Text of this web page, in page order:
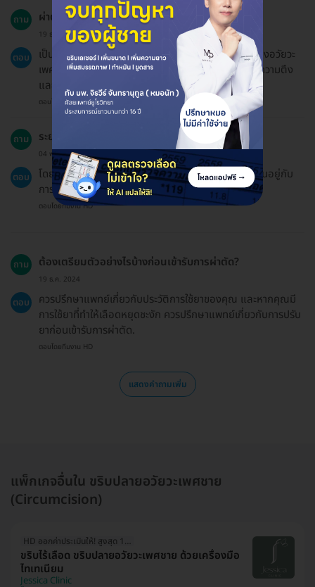
ถาม ผ่าตัดเส้นสองสลึง (Frenulectomy) คืออะไร?
19 ธ.ค. 2024
ตอบ
เป็นการผ่าตัดเพื่อเอาเส้นเอ็นเล็กๆ ที่ยึดอยู่ระหว่างหัวของอวัยวะ
เพศชายกับหนังหุ้มปลายอวัยวะเพศชายออก ซึ่งช่วยลดความตึง
และป้องกันการบาดเจ็บหรือการเกิดแผลเรื้อรังได้.
ตอบโดยทีมงาน HD
ถาม ระยะเวลาในการฟื้นตัวหลังการผ่าตัดนานแค่ไหน?
04 พ.ค. 2024
ตอบ
โดยทั่วไปแล้วการฟื้นตัวอาจใช้เวลาหลายวันถึงสัปดาห์ ขึ้นอยู่กับ
การดูแลหลังการผ่าตัดและสุขภาพทั่วไปของแต่ละคน.
ตอบโดยทีมงาน HD
ถาม ต้องเตรียมตัวอย่างไรบ้างก่อนเข้ารับการผ่าตัด?
19 ธ.ค. 2024
ตอบ
ควรปรึกษาแพทย์เกี่ยวกับประวัติการใช้ยาของคุณ และหากคุณมี
การใช้ยาที่ทำให้เลือดหยุดชะงัก ควรปรึกษาแพทย์เกี่ยวกับการปรับ
ยาก่อนเข้ารับการผ่าตัด.
ตอบโดยทีมงาน HD
แสดงคำถามเพิ่ม
แพ็กเกจอื่นใน ขริบปลายอวัยวะเพศชาย
(Circumcision)
HD ออกค่าประเมินให้! สูงสุด 1500 บ.
ขริบไร้เลือด ขริบปลายอวัยวะเพศชาย ด้วยเครื่องมือ
ไทเทเนียม
Jessica Clinic